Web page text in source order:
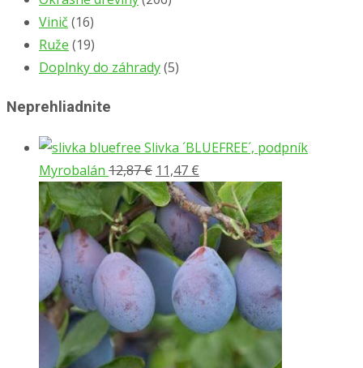
Vinič (16)
Ruže (19)
Doplnky do záhrady(5)
Neprehliadnite
Slivka ´BLUEFREE´, podpník
Myrobalán 12,87€ Pôvodná
cena
bola:
12,87 €.
11,47 €
cena
je:
11,47 €.